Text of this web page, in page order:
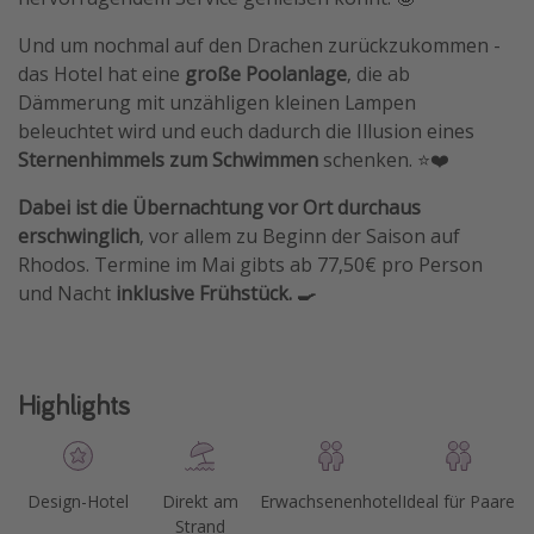
Und um nochmal auf den Drachen zurückzukommen -
das Hotel hat eine große Poolanlage, die ab
Dämmerung mit unzähligen kleinen Lampen
beleuchtet wird und euch dadurch die Illusion eines
Sternenhimmels zum Schwimmen schenken. ⭐️❤️
Dabei ist die Übernachtung vor Ort durchaus
erschwinglich, vor allem zu Beginn der Saison auf
Rhodos. Termine im Mai gibts ab 77,50€ pro Person
und Nacht inklusive Frühstück. 🍳
Highlights
Design-Hotel
Direkt am
Strand
ErwachsenenhotelIdeal für Paare